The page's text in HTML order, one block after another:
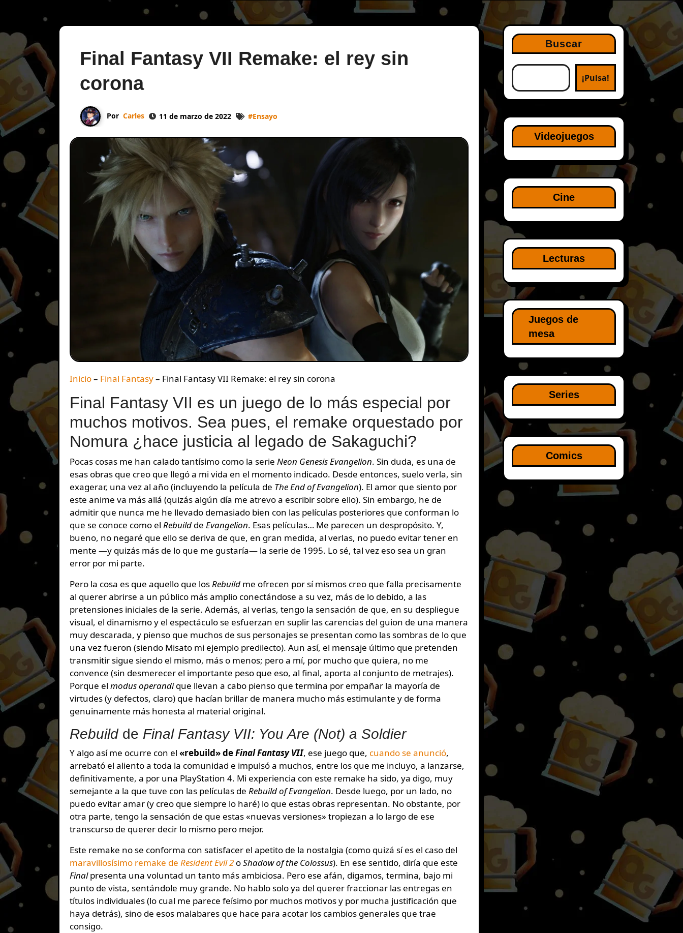
Final Fantasy VII Remake: el rey sin
corona
Por Carles 11 de marzo de 2022 #Ensayo
Inicio– Final Fantasy– Final Fantasy VII Remake: el rey sin corona
Final Fantasy VII es un juego de lo más especial por
muchos motivos. Sea pues, el remake orquestado por
Nomura ¿hace justicia al legado de Sakaguchi?
Pocas cosas me han calado tantísimo como la serie Neon Genesis Evangelion. Sin duda, es una de
esas obras que creo que llegó a mi vida en el momento indicado. Desde entonces, suelo verla, sin
exagerar, una vez al año (incluyendo la película de The End of Evangelion). El amor que siento por
este anime va más allá (quizás algún día me atrevo a escribir sobre ello). Sin embargo, he de
admitir que nunca me he llevado demasiado bien con las películas posteriores que conforman lo
que se conoce como el Rebuild de Evangelion. Esas películas… Me parecen un despropósito. Y,
bueno, no negaré que ello se deriva de que, en gran medida, al verlas, no puedo evitar tener en
mente ―y quizás más de lo que me gustaría― la serie de 1995. Lo sé, tal vez eso sea un gran
error por mi parte.
Pero la cosa es que aquello que losRebuild me ofrecen por sí mismos creo que falla precisamente
al querer abrirse a un público más amplio conectándose a su vez, más de lo debido, a las
pretensiones iniciales de la serie. Además, al verlas, tengo la sensación de que, en su despliegue
visual, el dinamismo y el espectáculo se esfuerzan en suplir las carencias del guion de una manera
muy descarada, y pienso que muchos de sus personajes se presentan como las sombras de lo que
una vez fueron (siendo Misato mi ejemplo predilecto). Aun así, el mensaje último que pretenden
transmitir sigue siendo el mismo, más o menos; pero a mí, por mucho que quiera, no me
convence (sin desmerecer el importante peso que eso, al final, aporta al conjunto de metrajes).
Porque el modus operandique llevan a cabo pienso que termina por empañar la mayoría de
virtudes (y defectos, claro) que hacían brillar de manera mucho más estimulante y de forma
genuinamente más honesta al material original.
Rebuild de Final Fantasy VII: You Are (Not) a Soldier
Y algo así me ocurre con el «rebuild» deFinal Fantasy VII, ese juego que, cuando se anunció,
arrebató el aliento a toda la comunidad e impulsó a muchos, entre los que me incluyo, a lanzarse,
definitivamente, a por una PlayStation 4. Mi experiencia con este remake ha sido, ya digo, muy
semejante a la que tuve con las películas de Rebuild of Evangelion. Desde luego, por un lado, no
puedo evitar amar (y creo que siempre lo haré) lo que estas obras representan. No obstante, por
otra parte, tengo la sensación de que estas «nuevas versiones» tropiezan a lo largo de ese
transcurso de querer decir lo mismo pero mejor.
Este remake no se conforma con satisfacer el apetito de la nostalgia (como quizá sí es el caso del
maravillosísimo remake de Resident Evil 2 oShadow of the Colossus). En ese sentido, diría que este
Finalpresenta una voluntad un tanto más ambiciosa. Pero ese afán, digamos, termina, bajo mi
punto de vista, sentándole muy grande. No hablo solo ya del querer fraccionar las entregas en
títulos individuales (lo cual me parece feísimo por muchos motivos y por mucha justificación que
haya detrás), sino de esos malabares que hace para acotar los cambios generales que trae
consigo.
Buscar
¡Pulsa!
Videojuegos
Cine
Lecturas
Juegos de
mesa
Series
Comics